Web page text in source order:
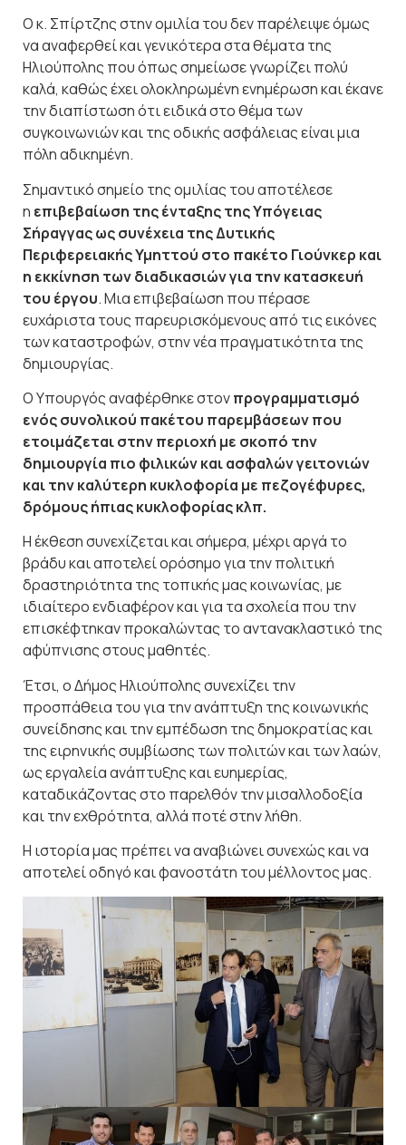
Ο κ. Σπίρτζης στην ομιλία του δεν παρέλειψε όμως
να αναφερθεί και γενικότερα στα θέματα της
Ηλιούπολης που όπως σημείωσε γνωρίζει πολύ
καλά, καθώς έχει ολοκληρωμένη ενημέρωση και έκανε
την διαπίστωση ότι ειδικά στο θέμα των
συγκοινωνιών και της οδικής ασφάλειας είναι μια
πόλη αδικημένη.
Σημαντικό σημείο της ομιλίας του αποτέλεσε
η επιβεβαίωση της ένταξης της Υπόγειας
Σήραγγας ως συνέχεια της Δυτικής
Περιφερειακής Υμηττού στο πακέτο Γιούνκερ και
η εκκίνηση των διαδικασιών για την κατασκευή
του έργου. Μια επιβεβαίωση που πέρασε
ευχάριστα τους παρευρισκόμενους από τις εικόνες
των καταστροφών, στην νέα πραγματικότητα της
δημιουργίας.
Ο Υπουργός αναφέρθηκε στονπρογραμματισμό
ενός συνολικού πακέτου παρεμβάσεων που
ετοιμάζεται στην περιοχή με σκοπό την
δημιουργία πιο φιλικών και ασφαλών γειτονιών
και την καλύτερη κυκλοφορία με πεζογέφυρες,
δρόμους ήπιας κυκλοφορίας κλπ.
Η έκθεση συνεχίζεται και σήμερα, μέχρι αργά το
βράδυ και αποτελεί ορόσημο για την πολιτική
δραστηριότητα της τοπικής μας κοινωνίας, με
ιδιαίτερο ενδιαφέρον και για τα σχολεία που την
επισκέφτηκαν προκαλώντας το αντανακλαστικό της
αφύπνισης στους μαθητές.
Έτσι, ο Δήμος Ηλιούπολης συνεχίζει την
προσπάθεια του για την ανάπτυξη της κοινωνικής
συνείδησης και την εμπέδωση της δημοκρατίας και
της ειρηνικής συμβίωσης των πολιτών και των λαών,
ως εργαλεία ανάπτυξης και ευημερίας,
καταδικάζοντας στο παρελθόν την μισαλλοδοξία
και την εχθρότητα, αλλά ποτέ στην λήθη.
Η ιστορία μας πρέπει να αναβιώνει συνεχώς και να
αποτελεί οδηγό και φανοστάτη του μέλλοντος μας.